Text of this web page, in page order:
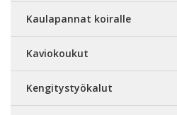
Kaulapannat koiralle
Kaviokoukut
Kengitystyökalut